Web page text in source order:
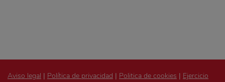
Aviso legal | Política de privacidad | Politica de cookies | Ejercicio